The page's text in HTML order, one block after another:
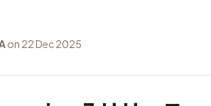
on 22 Dec 2025